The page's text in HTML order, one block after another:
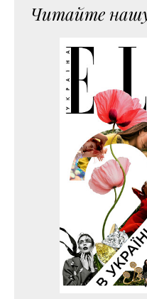
Читайте нашу